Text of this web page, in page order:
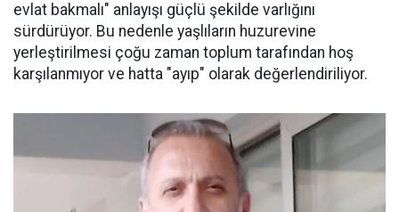
evlat bakmalı" anlayışı güçlü şekilde varlığını
sürdürüyor. Bu nedenle yaşlıların huzurevine
yerleştirilmesi çoğu zaman toplum tarafından hoş
karşılanmıyor ve hatta "ayıp" olarak değerlendiriliyor.